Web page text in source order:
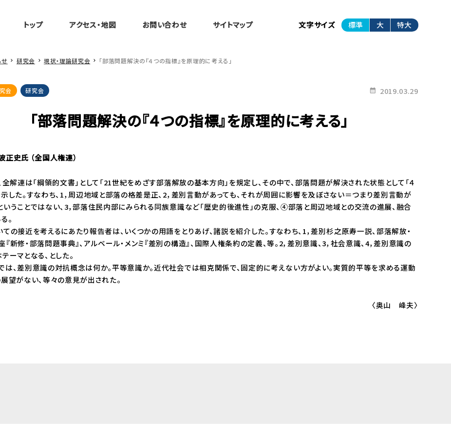
トップ アクセス・地図 お問い合わせ サイトマップ 文字サイズ 標準 大 特大
せ 研究会 現状・理論研究会 「部落問題解決の『４つの指標』を原理的に考える」
会 研究会 2019.03.29
「部落問題解決の『４つの指標』を原理的に考える」
正史氏 （全国人権連）
全解連は「綱領的文書」として「21世紀をめざす部落解放の基本方向」を規定し、その中で、部落問題が解決された状態として「４
示した。すなわち、1，周辺地域と部落の格差是正、2，差別言動があっても、それが周囲に影響を及ぼさない＝つまり差別言動が
いうことではない、3，部落住民内部にみられる同族意識など「歴史的後進性」の克服、④部落と周辺地域との交流の進展、融合
。
の接近を考えるにあたり報告者は、いくつかの用語をとりあげ、諸説を紹介した。すなわち、1，差別――杉之原寿一説、部落解放・
新修・部落問題事典』、アルベール・メンミ『差別の構造』、国際人権条約の定義、等。2，差別意識、3，社会意識、4，差別意識の
ーマとなる、とした。
、差別意識の対抗概念は何か。平等意識か。近代社会では相克関係で、固定的に考えない方がよい。実質的平等を求める運動
望がない、等々の意見が出された。
〈奥山 峰夫〉